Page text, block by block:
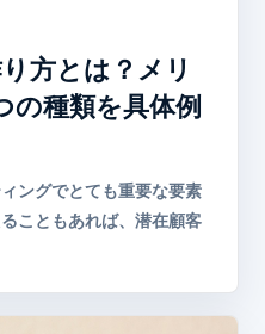
方とは？メリ
の種類を具体例
ングでとても重要な要素
こともあれば、潜在顧客